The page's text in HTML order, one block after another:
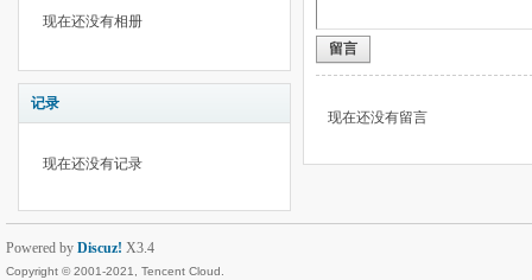
现在还没有相册
记录
现在还没有记录
留言
现在还没有留言
Powered by Discuz! X3.4
Copyright © 2001-2021, Tencent Cloud.